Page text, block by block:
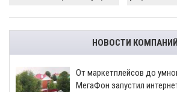
НОВОСТИ КОМПАНИЙ
От маркетплейсов до
МегаФон запустил